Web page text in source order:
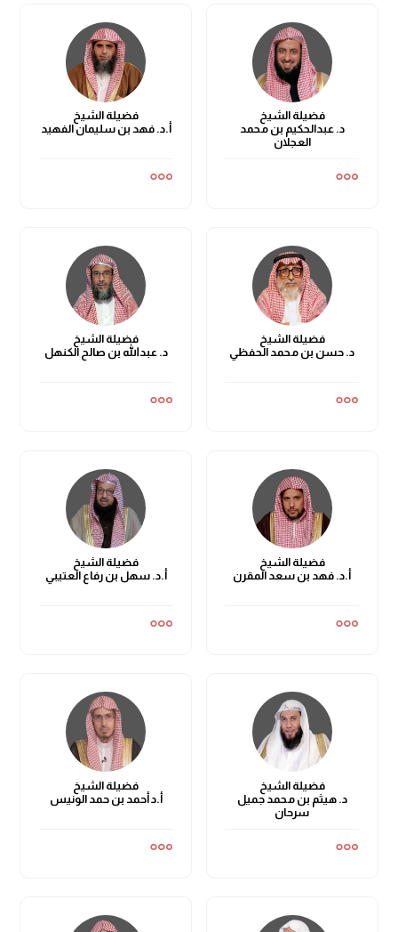
فضيلة الشيخ
د. عبدالحكيم بن محمد
العجلان
فضيلة الشيخ
أ.د. فهد بن سليمان الفهيد
فضيلة الشيخ
د. حسن بن محمد الحفظي
فضيلة الشيخ
د. عبدالله بن صالح الكنهل
فضيلة الشيخ
أ.د. فهد بن سعد المقرن
فضيلة الشيخ
أ.د. سهل بن رفاع العتيبي
فضيلة الشيخ
د. هيثم بن محمد جميل
سرحان
فضيلة الشيخ
أ.د أحمد بن حمد الونيس